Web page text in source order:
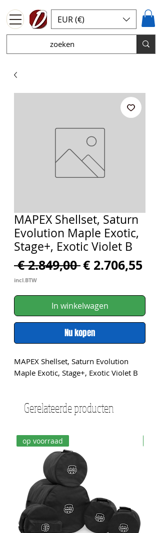
EUR (€)
MAPEX Shellset, Saturn
Evolution Maple Exotic,
Stage+, Exotic Violet B
€ 2.849,00 Normale
€ 2.706,55
incl.BTW
In winkelwagen
Nu kopen
MAPEX Shellset, Saturn Evolution
Maple Exotic, Stage+, Exotic Violet B
Gerelateerde producten
op voorraad